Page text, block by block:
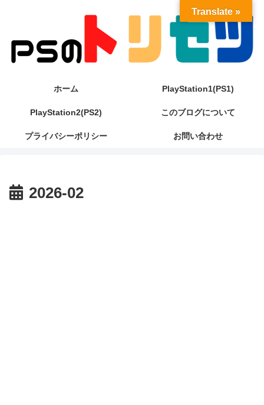
ホーム PlayStation1(PS1)
PlayStation2(PS2) このブログについて
プライバシーポリシー お問い合わせ
2026-02
Translate »